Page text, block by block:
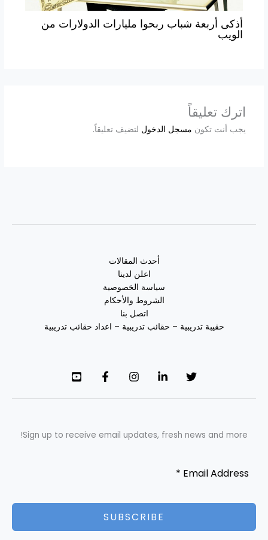
أذكى أربعة شباب ربحوا مليارات الدولارات من
الويب
اترك تعليقاً
يجب أنت تكون مسجل الدخول لتضيف تعليقاً.
أحدث المقالات
اعلن لدينا
سياسة الخصوصية
الشروط والأحكام
اتصل بنا
حقيبة تدريبية – حقائب تدريبية – اعداد حقائب تدريبية
Sign up to receive email updates, fresh news and more!
SUBSCRIBE